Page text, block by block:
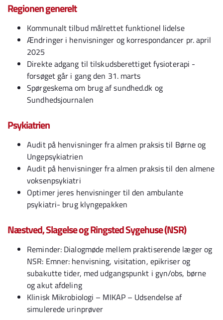
Regionen generelt
Kommunalt tilbud målrettet funktionel lidelse
Ændringer i henvisninger og korrespondancer pr. april
2025
Direkte adgang til tilskudsberettiget fysioterapi -
forsøget går i gang den 31. marts
Spørgeskema om brug af sundhed.dk og
Sundhedsjournalen
Psykiatrien
Audit på henvisninger fra almen praksis til Børne og
Ungepsykiatrien
Audit på henvisninger fra almen praksis til den almene
voksenpsykiatri
Optimer jeres henvisninger til den ambulante
psykiatri- brug klyngepakken
Næstved, Slagelse og Ringsted Sygehuse (NSR)
Reminder: Dialogmøde mellem praktiserende læger og
NSR: Emner: henvisning, visitation, epikriser og
subakutte tider, med udgangspunkt i gyn/obs, børne
og akut afdeling
Klinisk Mikrobiologi – MIKAP – Udsendelse af
simulerede urinprøver